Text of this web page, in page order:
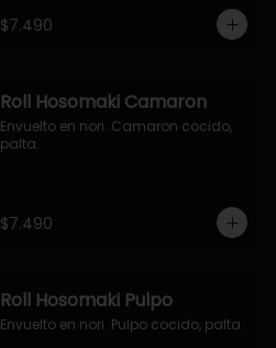
$7.490
Roll Hosomaki Camaron
Envuelto en nori. Camaron cocido,
palta.
$7.490
Roll Hosomaki Pulpo
Envuelto en nori. Pulpo cocido, palta.